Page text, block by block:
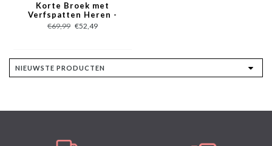
Korte Broek met
Verfspatten Heren -
1043 - Blauw
€69,99 €52,49